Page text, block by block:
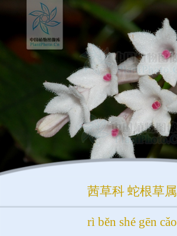
茜草科 蛇根草属
rì běn shé gēn cǎo